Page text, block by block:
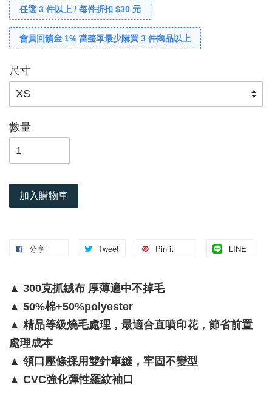
任選 3 件以上 / 每件折扣 $30 元
會員回饋金 1% 當整單最少購買 3 件商品以上
尺寸
數量
加入購物車
分享 Tweet Pin it LINE
▲ 300克抓絨布 厚薄適中不掉毛
▲ 50%棉+50%polyester
▲ 精品等級燒毛處理，最適合直噴印花，節省前置
處理成本
▲ 領口壓條採用雙針車縫，牢固不變型
▲ CVC強化彈性羅紋袖口